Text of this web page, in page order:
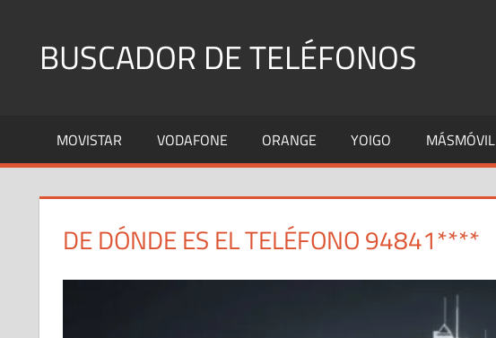
contenidoBUSCADOR DE TELÉFONOS
Fijos
y
MOVISTAR VODAFONE ORANGE YOIGO MÁSMÓVIL
DE DÓNDE ES EL TELÉFONO 94841****